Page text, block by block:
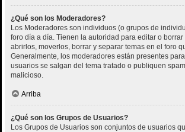
¿Qué son los Moderadores?
Los Moderadores son individuos (o grupos de
foro día a día. Tienen la autoridad para editar o
abrirlos, moverlos, borrar y separar temas en el foro
Generalmente, los moderadores están presentes
usuarios se salgan del tema tratado o publiquen
malicioso.
Arriba
¿Qué son los Grupos de Usuarios?
Los Grupos de Usuarios son conjuntos de usuarios